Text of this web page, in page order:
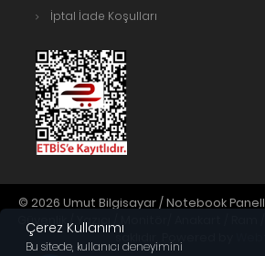
Çerez Kullanımı
Bu sitede, kullanıcı deneyimini
İptal İade Koşulları
© 2026 Umut Bilgisayar / Notebook
Güvenlik / Yazıcı / Monitör/ Anakart / Ram
saklıdır. Powered by